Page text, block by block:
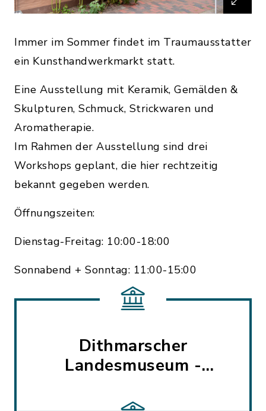
Immer im Sommer findet im Traumausstatter
ein Kunsthandwerkmarkt statt.
Eine Ausstellung mit Keramik, Gemälden &
Skulpturen, Schmuck, Strickwaren und
Aromatherapie.
Im Rahmen der Ausstellung sind drei
Workshops geplant, die hier rechtzeitig
bekannt gegeben werden.
Öffnungszeiten:
Dienstag-Freitag: 10:00-18:00
Sonnabend + Sonntag: 11:00-15:00
Dithmarscher
Landesmuseum -